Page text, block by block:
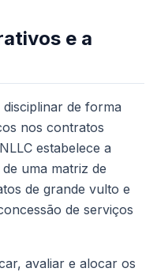
e a
disciplinar de forma
nos contratos
estabelece a
uma matriz de
de grande vulto e
de serviços
avaliar e alocar os